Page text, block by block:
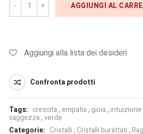
AGGIUNGI AL
Aggiungi alla lista dei desideri
Confronta prodotti
Tags: crescita, empatia, gioia,intuizione
saggezza,verde
Categorie: Cristalli,Cristalli burattati,